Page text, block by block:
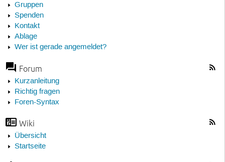
Gruppen
Spenden
Kontakt
Ablage
Wer ist gerade angemeldet?
Forum
Kurzanleitung
Richtig fragen
Foren-Syntax
Wiki
Übersicht
Startseite